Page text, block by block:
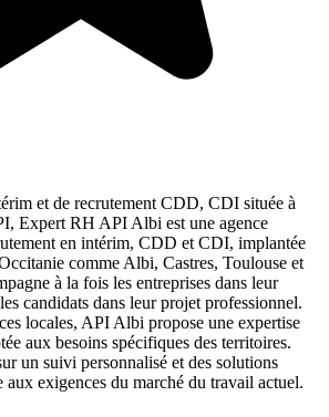
et de recrutement CDD, CDI située à
Expert RH API Albi est une agence
en intérim, CDD et CDI, implantée
comme Albi, Castres, Toulouse et
à la fois les entreprises dans leur
candidats dans leur projet professionnel.
locales, API Albi propose une expertise
aux besoins spécifiques des territoires.
un suivi personnalisé et des solutions
exigences du marché du travail actuel.